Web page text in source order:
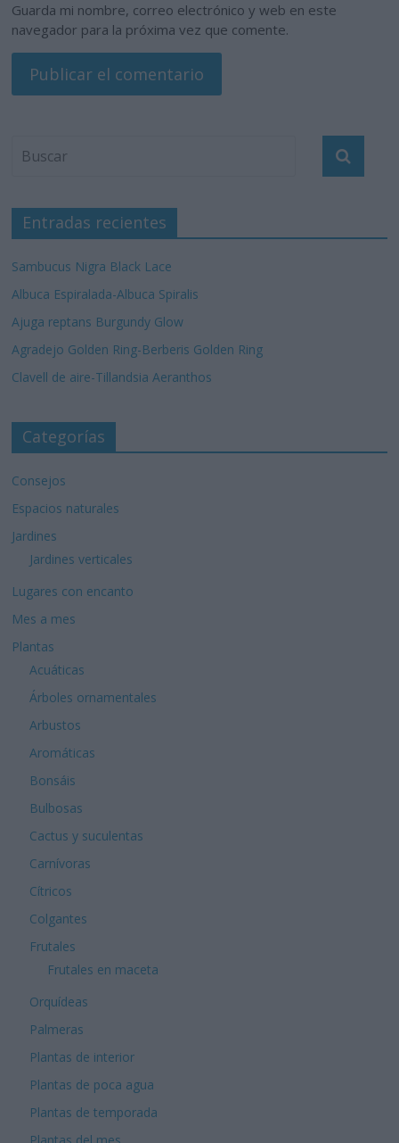
Guarda mi nombre, correo electrónico y web en este
navegador para la próxima vez que comente.
Entradas recientes
Sambucus Nigra Black Lace
Albuca Espiralada-Albuca Spiralis
Ajuga reptans Burgundy Glow
Agradejo Golden Ring-Berberis Golden Ring
Clavell de aire-Tillandsia Aeranthos
Categorías
Consejos
Espacios naturales
Jardines
Jardines verticales
Lugares con encanto
Mes a mes
Plantas
Acuáticas
Árboles ornamentales
Arbustos
Aromáticas
Bonsáis
Bulbosas
Cactus y suculentas
Carnívoras
Cítricos
Colgantes
Frutales
Frutales en maceta
Orquídeas
Palmeras
Plantas de interior
Plantas de poca agua
Plantas de temporada